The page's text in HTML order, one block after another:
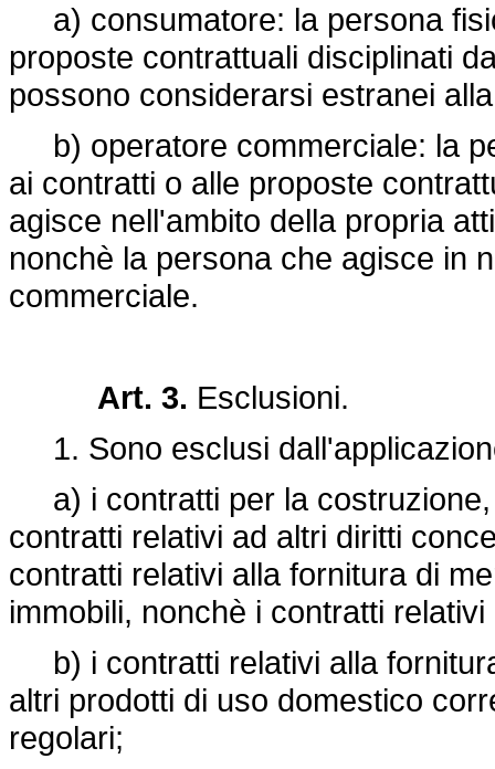
a) consumatore: la persona
proposte contrattuali disciplinati
possono considerarsi estranei
b) operatore commerciale: la
ai contratti o alle proposte
agisce nell'ambito della propria
nonchè la persona che agisce in
commerciale.
Art. 3. Esclusioni.
1. Sono esclusi
a) i contratti per la costruzione,
contratti relativi ad altri diritti
contratti relativi alla fornitura di
immobili, nonchè i contratti
b) i contratti relativi alla
altri prodotti di uso domestico
regolari;